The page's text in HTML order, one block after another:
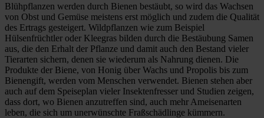
Blühpflanzen werden durch Bienen bestäubt, so wird das Wachsen
von Obst und Gemüse meistens erst möglich und zudem die Qualität
des Ertrags gesteigert. Wildpflanzen wie zum Beispiel
Hülsenfrüchtler oder Kleegras bilden durch die Bestäubung Samen
aus, die den Erhalt der Pflanze und damit auch den Bestand vieler
Tierarten sichern, denen sie wiederum als Nahrung dienen. Die
Produkte der Biene, von Honig über Wachs und Propolis bis zum
Bienengift, werden vom Menschen verwendet. Bienen stehen aber
auch auf dem Speiseplan vieler Insektenfresser und Studien zeigen,
dass dort, wo Bienen anzutreffen sind, auch mehr Ameisenarten
leben, die sich um unerwünschte Fraßschädlinge kümmern.